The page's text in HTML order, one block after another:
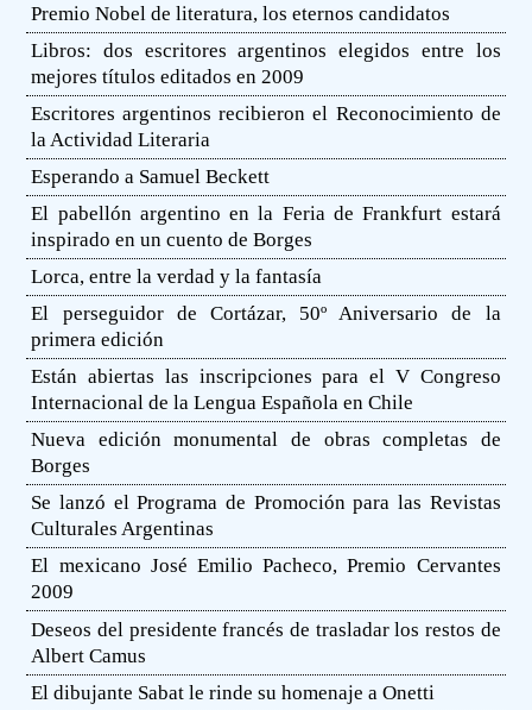
Premio Nobel de literatura, los eternos candidatos
Libros: dos escritores argentinos elegidos entre los
mejores títulos editados en 2009
Escritores argentinos recibieron el Reconocimiento de
la Actividad Literaria
Esperando a Samuel Beckett
El pabellón argentino en la Feria de Frankfurt estará
inspirado en un cuento de Borges
Lorca, entre la verdad y la fantasía
El perseguidor de Cortázar, 50º Aniversario de la
primera edición
Están abiertas las inscripciones para el V Congreso
Internacional de la Lengua Española en Chile
Nueva edición monumental de obras completas de
Borges
Se lanzó el Programa de Promoción para las Revistas
Culturales Argentinas
El mexicano José Emilio Pacheco, Premio Cervantes
2009
Deseos del presidente francés de trasladar los restos de
Albert Camus
El dibujante Sabat le rinde su homenaje a Onetti